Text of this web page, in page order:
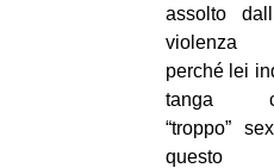
assolto
violenza
perché lei
tanga
“troppo”
questo